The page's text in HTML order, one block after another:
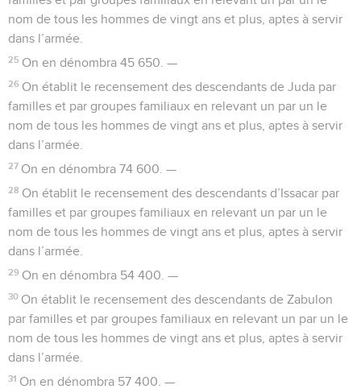
nom de tous les hommes de vingt ans et plus, aptes à servir
dans l’armée.
25 On en dénombra 45 650. —
26 On établit le recensement des descendants de Juda par
familles et par groupes familiaux en relevant un par un le
nom de tous les hommes de vingt ans et plus, aptes à servir
dans l’armée.
27 On en dénombra 74 600. —
28 On établit le recensement des descendants d’Issacar par
familles et par groupes familiaux en relevant un par un le
nom de tous les hommes de vingt ans et plus, aptes à servir
dans l’armée.
29 On en dénombra 54 400. —
30 On établit le recensement des descendants de Zabulon
par familles et par groupes familiaux en relevant un par un le
nom de tous les hommes de vingt ans et plus, aptes à servir
dans l’armée.
31 On en dénombra 57 400. —